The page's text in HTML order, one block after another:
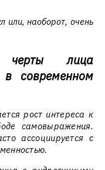
или, наоборот, очень
черты лица
в современном
рост интереса к
самовыражения.
ассоциируется с